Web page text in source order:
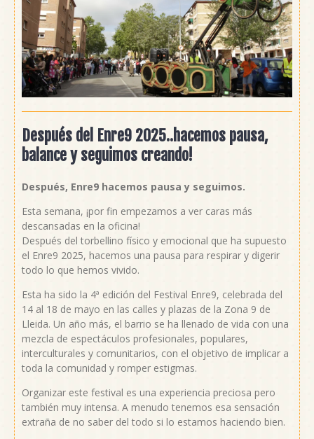
Después del Enre9 2025..hacemos pausa,
balance y seguimos creando!
Después, Enre9 hacemos pausa y seguimos.
Esta semana, ¡por fin empezamos a ver caras más
descansadas en la oficina!
Después del torbellino físico y emocional que ha supuesto
el Enre9 2025, hacemos una pausa para respirar y digerir
todo lo que hemos vivido.
Esta ha sido la 4ª edición del Festival Enre9, celebrada del
14 al 18 de mayo en las calles y plazas de la Zona 9 de
Lleida. Un año más, el barrio se ha llenado de vida con una
mezcla de espectáculos profesionales, populares,
interculturales y comunitarios, con el objetivo de implicar a
toda la comunidad y romper estigmas.
Organizar este festival es una experiencia preciosa pero
también muy intensa. A menudo tenemos esa sensación
extraña de no saber del todo si lo estamos haciendo bien.